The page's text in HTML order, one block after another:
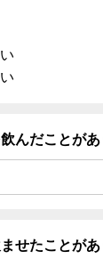
んだことがあ
せたことがあ